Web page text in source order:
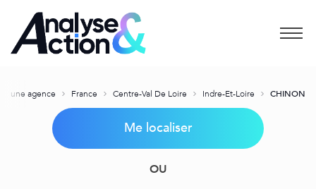
Menu
une agence France Centre-Val De Loire Indre-Et-Loire CHINON
Me localiser
OU